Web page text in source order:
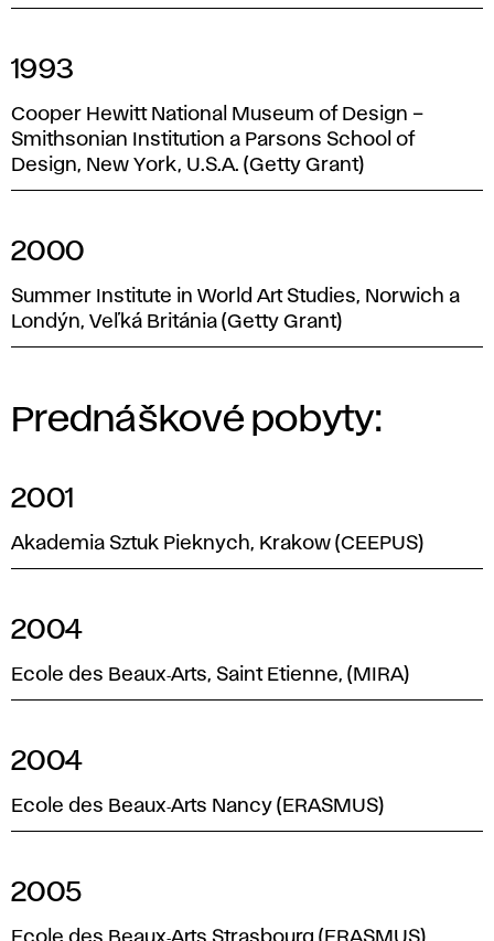
1993
Cooper Hewitt National Museum of Design –
Smithsonian Institution a Parsons School of
Design, New York, U.S.A. (Getty Grant)
2000
Summer Institute in World Art Studies, Norwich a
Londýn, Veľká Británia (Getty Grant)
Prednáškové pobyty:
2001
Akademia Sztuk Pieknych, Krakow (CEEPUS)
2004
Ecole des Beaux‑Arts, Saint Etienne, (MIRA)
2004
Ecole des Beaux‑Arts Nancy (ERASMUS)
2005